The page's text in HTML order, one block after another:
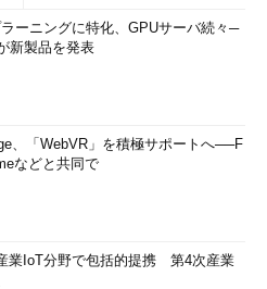
ーニングに特化、GPUサーバ続々─
新製品を発表
、「WebVR」を積極サポートへ──F
などと共同で
業IoT分野で包括的提携 第4次産業